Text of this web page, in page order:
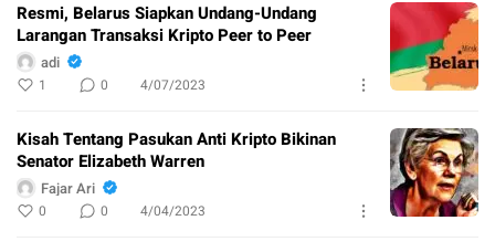
Resmi, Belarus Siapkan Undang-Undang
Larangan Transaksi Kripto Peer to Peer
adi
1 0 4/07/2023
Kisah Tentang Pasukan Anti Kripto Bikinan
Senator Elizabeth Warren
Fajar Ari
0 0 4/04/2023